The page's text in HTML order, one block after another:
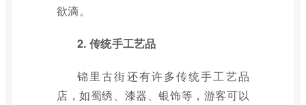
欲滴。
2. 传统手工艺品
锦里古街还有许多传统手工艺品
店，如蜀绣、漆器、银饰等，游客可以